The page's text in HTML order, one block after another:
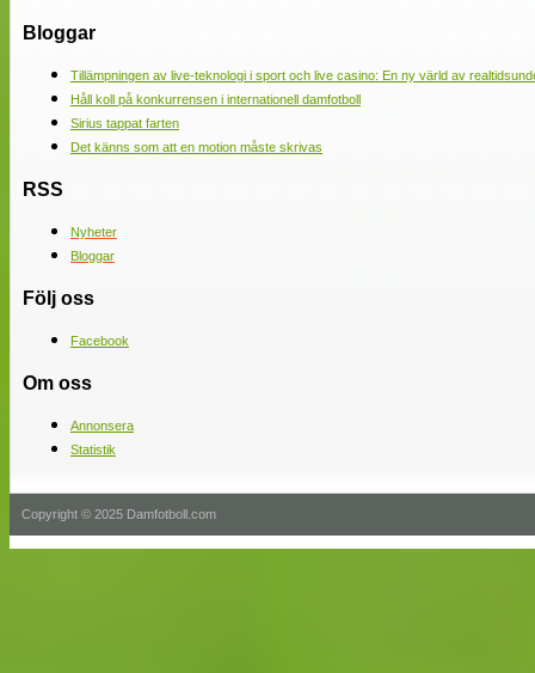
Bloggar
Tillämpningen av live-teknologi i sport och live casino: En ny värld av
Håll koll på konkurrensen i internationell damfotboll
Sirius tappat farten
Det känns som att en motion måste skrivas
RSS
Nyheter
Bloggar
Följ oss
Facebook
Om oss
Annonsera
Statistik
Copyright © 2025 Damfotboll.com